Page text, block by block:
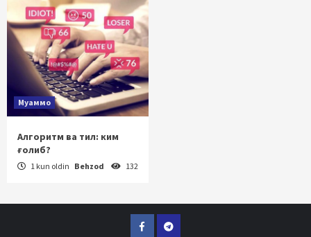
Муаммо
Алгоритм ва тил: ким
ғолиб?
1 kun oldin Behzod 132
FacebookTelegram